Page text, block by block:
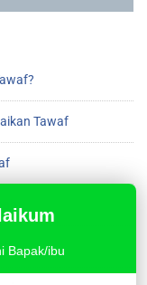
Tawaf
Bapak/ibu